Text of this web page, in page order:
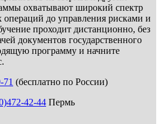
охватывают широкий спектр
операций до управления рисками и
проходит дистанционно, без
документов государственного
программу и начните
71 (бесплатно по России)
42-44 Пермь